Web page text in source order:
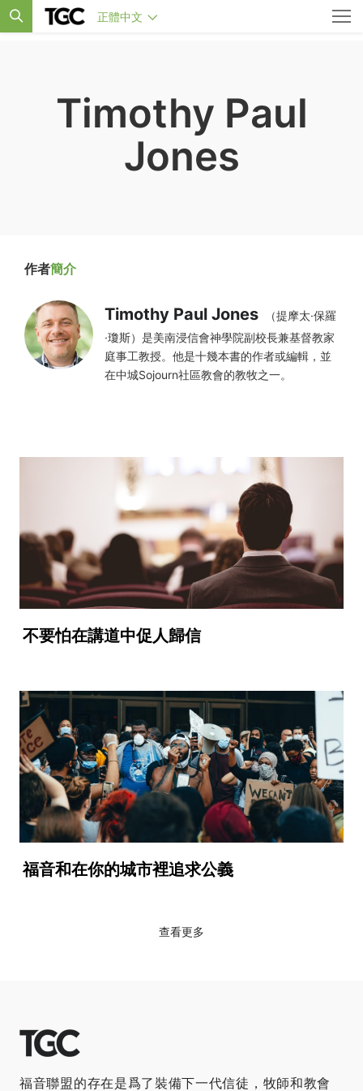
正體中文
Timothy Paul
Jones
作者簡介
Timothy Paul Jones
（提摩太·保羅
·瓊斯）是美南浸信會神學院副校長兼基督教家
庭事工教授。他是十幾本書的作者或編輯，並
在中城Sojourn社區教會的教牧之一。
不要怕在講道中促人歸信
福音和在你的城市裡追求公義
查看更多
福音聯盟的存在是爲了裝備下一代信徒，牧師和教會